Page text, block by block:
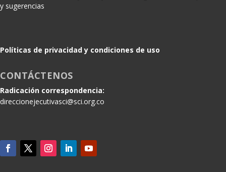
y sugerencias
Políticas de privacidad y condiciones de uso
CONTÁCTENOS
Radicación correspondencia:
direccionejecutivasci@sci.org.co